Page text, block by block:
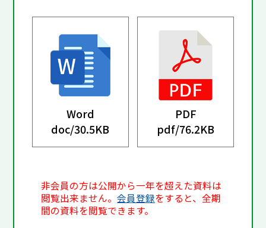
Word
doc/30.5KB
PDF
pdf/76.2KB
非会員の方は公開から一年を超えた資料は
閲覧出来ません。会員登録をすると、全期
間の資料を閲覧できます。